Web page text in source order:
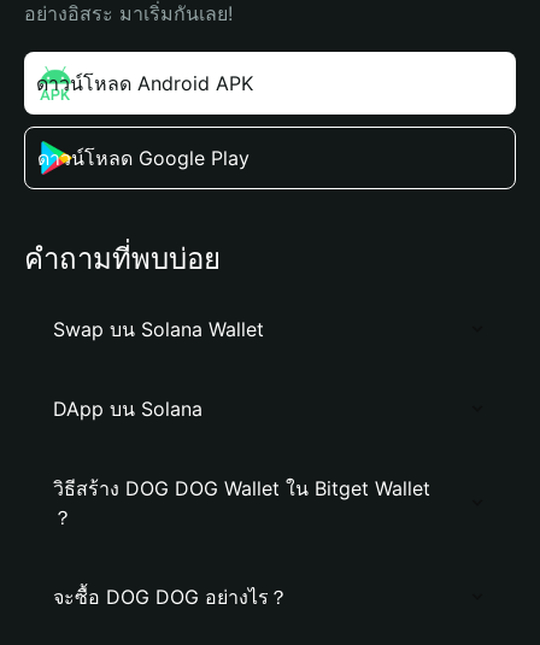
อย่างอิสระ มาเริ่มกันเลย!
ดาวน์โหลด Android APK
ดาวน์โหลด Google Play
คำถามที่พบบ่อย
Swap บน Solana Wallet
DApp บน Solana
วิธีสร้าง DOG DOG Wallet ใน Bitget Wallet
？
จะซื้อ DOG DOG อย่างไร？